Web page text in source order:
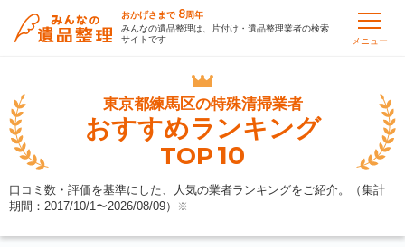
おかげさまで 8周年
みんなの遺品整理は、片付け・遺品整理業者の検索
サイトです
メニュー
東京都練馬区の特殊清掃業者
おすすめランキング
TOP10
口コミ数・評価を基準にした、人気の業者ランキングをご紹介。（集計
期間：2017/10/1〜2026/08/09） ※